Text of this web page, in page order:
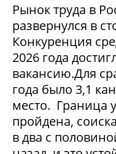
Рынок труда в
развернулся в
Конкуренция
2026 года
вакансию.Для
года было 3,1
место. Граница
пройдена,
в два с